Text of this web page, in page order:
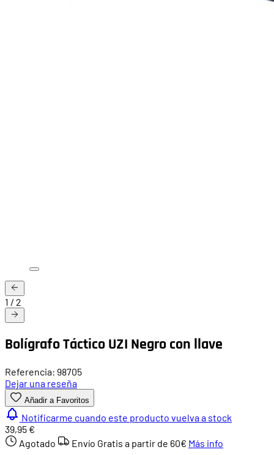
1 / 2
Bolígrafo Táctico UZI Negro con llave
Referencia: 98705
Dejar una reseña
Añadir a Favoritos
Notificarme cuando este producto vuelva a stock
39,95 €
Agotado
Envío Gratis a partir de 60€ Más info